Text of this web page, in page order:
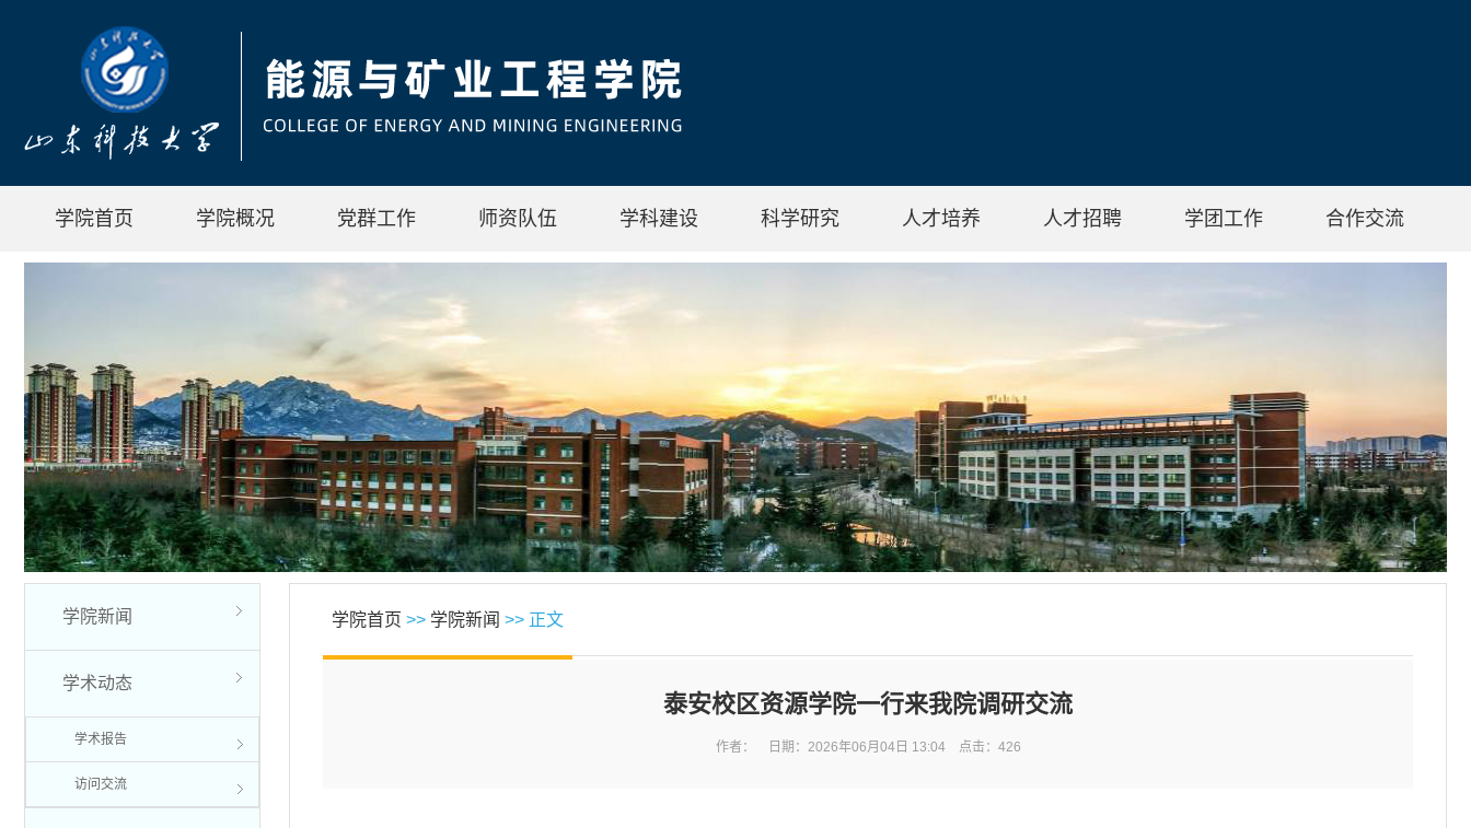
学院首页 学院概况 党群工作 师资队伍 学科建设 科学研究 人才培养 人才招聘 学团工作 合作交流
学院新闻
学术动态
学术报告
访问交流
学院首页 >> 学院新闻 >> 正文
泰安校区资源学院一行来我院调研交流
作者： 日期：2026年06月04日 13:04 点击： 426